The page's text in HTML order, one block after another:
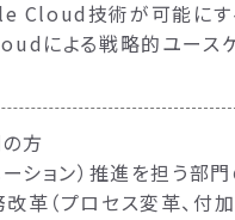
技術が可能にする
による戦略的ユース
方
ーション）推進を担う部
革（プロセス変革、付